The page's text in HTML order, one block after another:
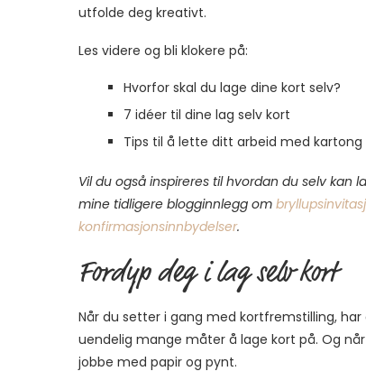
utfolde deg kreativt.
Les videre og bli klokere på:
Hvorfor skal du lage dine kort selv?
7 idéer til dine lag selv kort
Tips til å lette ditt arbeid med
Vil du også inspireres til hvordan du selv kan
mine tidligere blogginnlegg om
konfirmasjonsinnbydelser.
Fordyp deg i lag selv kort
Når du setter i gang med kortfremstilling,
uendelig mange måter å lage kort på. Og
jobbe med papir og pynt.